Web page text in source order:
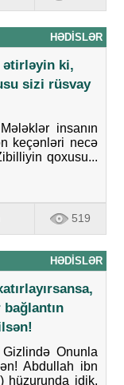
HƏDISLƏR
ətirləyin ki,
sizi rüsvay
insanın
keçənləri necə
qoxusu...
519
HƏDISLƏR
Gizlində Onunla
Abdullah ibn
hüzurunda idik.